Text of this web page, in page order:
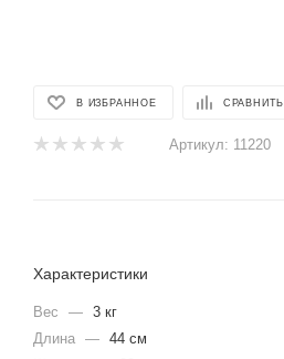
В ИЗБРАННОЕ СРАВНИТЬ
Артикул: 11220
Характеристики
Вес — 3 кг
Длина — 44 см